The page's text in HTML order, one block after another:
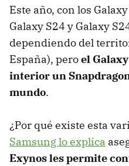
Este año, con los
Galaxy S24 y Galaxy
dependiendo del
España), peroel
interior un
mundo.
¿Por qué existe esta
Samsung lo explica
Exynos les permite